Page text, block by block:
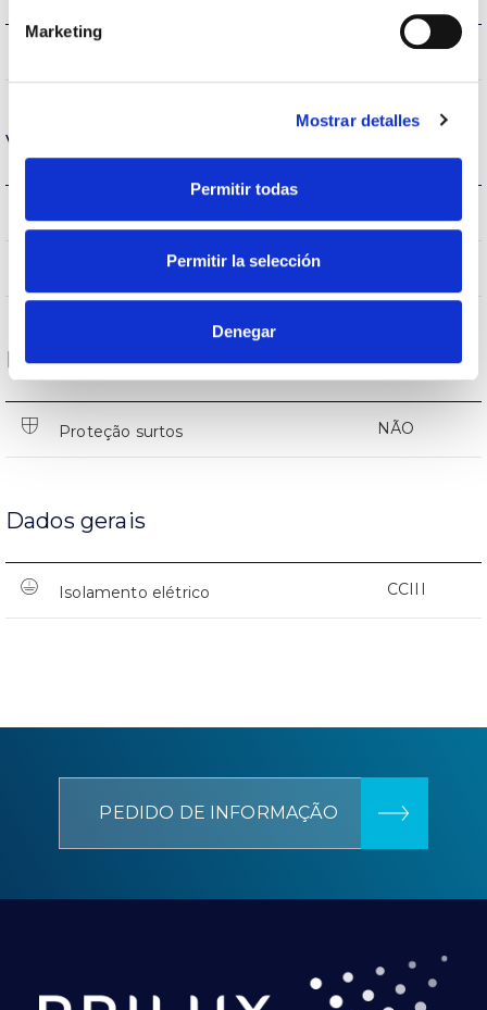
Marketing
Mostrar detalles
Permitir todas
Permitir la selección
Denegar
Vida
(L70B50>)50.000h
Proteções
Proteção surtos NÃO
Dados gerais
Isolamento elétrico CCIII
PEDIDO DE INFORMAÇÃO